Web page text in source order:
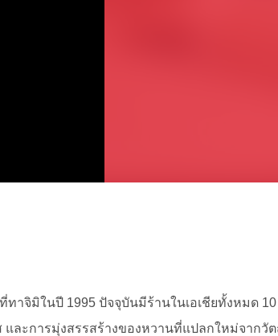
ทาจิมิในปี 1995 ปัจจุบันมีร้านในเอเชียทั้งหมด
ละการมุ่งสรรสร้างของหวานที่แปลกใหม่จาก